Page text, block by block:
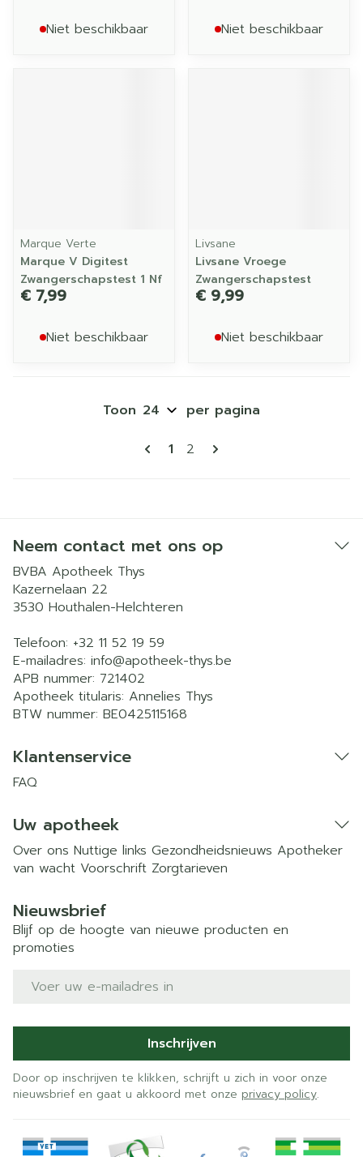
Niet beschikbaar Niet beschikbaar
Marque Verte
Marque V Digitest
Zwangerschapstest 1 Nf
€ 7,99
Niet beschikbaar
Livsane
Livsane Vroege
Zwangerschapstest
€ 9,99
Niet beschikbaar
Pagina's
U lees momenteel pagina
1 Pagina
2
Toon per pagina
Neem contact met ons op
BVBA Apotheek Thys
Kazernelaan 22
3530 Houthalen-Helchteren
Telefoon: +32 11 52 19 59
E-mailadres: info@apotheek-thys.be
APB nummer: 721402
Apotheek titularis: Annelies Thys
BTW nummer: BE0425115168
Klantenservice
FAQ
Uw apotheek
Over ons Nuttige links Gezondheidsnieuws Apotheker
van wacht Voorschrift Zorgtarieven
Nieuwsbrief
Blijf op de hoogte van nieuwe producten en
promoties
E-mail adres
Inschrijven
Door op inschrijven te klikken, schrijft u zich in voor onze
nieuwsbrief en gaat u akkoord met onze privacy policy.